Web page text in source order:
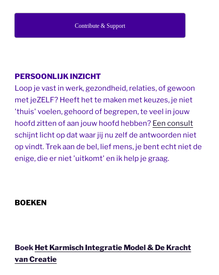
Contribute & Support
PERSOONLIJK INZICHT
Loop je vast in werk, gezondheid, relaties, of gewoon
met jeZELF? Heeft het te maken met keuzes, je niet
'thuis' voelen, gehoord of begrepen, te veel in jouw
hoofd zitten of aan jouw hoofd hebben? Een consult
schijnt licht op dat waar jij nu zelf de antwoorden niet
op vindt. Trek aan de bel, lief mens, je bent echt niet de
enige, die er niet 'uitkomt' en ik help je graag.
BOEKEN
Boek Het Karmisch Integratie Model & De Kracht
van Creatie